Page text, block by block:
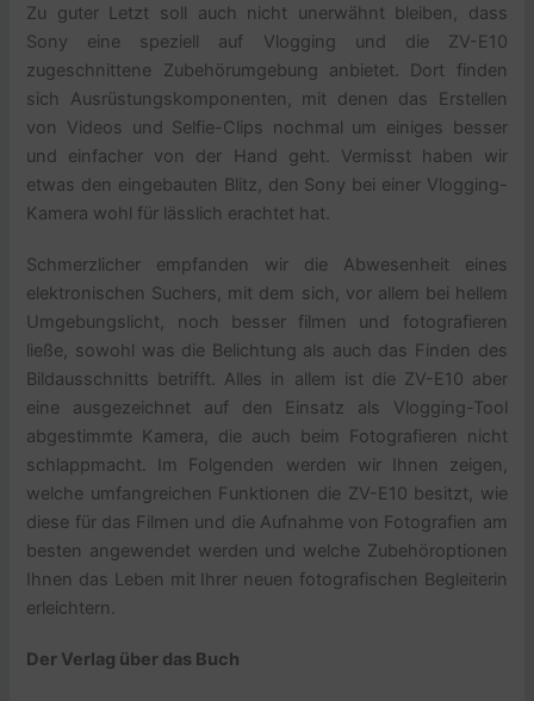
Zu guter Letzt soll auch nicht unerwähnt bleiben, dass
Sony eine speziell auf Vlogging und die ZV-E10
zugeschnittene Zubehörumgebung anbietet. Dort finden
sich Ausrüstungskomponenten, mit denen das Erstellen
von Videos und Selfie-Clips nochmal um einiges besser
und einfacher von der Hand geht. Vermisst haben wir
etwas den eingebauten Blitz, den Sony bei einer Vlogging-
Kamera wohl für lässlich erachtet hat.
Schmerzlicher empfanden wir die Abwesenheit eines
elektronischen Suchers, mit dem sich, vor allem bei hellem
Umgebungslicht, noch besser filmen und fotografieren
ließe, sowohl was die Belichtung als auch das Finden des
Bildausschnitts betrifft. Alles in allem ist die ZV-E10 aber
eine ausgezeichnet auf den Einsatz als Vlogging-Tool
abgestimmte Kamera, die auch beim Fotografieren nicht
schlappmacht. Im Folgenden werden wir Ihnen zeigen,
welche umfangreichen Funktionen die ZV-E10 besitzt, wie
diese für das Filmen und die Aufnahme von Fotografien am
besten angewendet werden und welche Zubehöroptionen
Ihnen das Leben mit Ihrer neuen fotografischen Begleiterin
erleichtern.
Der Verlag über das Buch